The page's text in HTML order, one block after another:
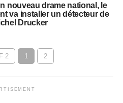
nouveau drame national, le
va installer un détecteur de
Drucker
2 1 2